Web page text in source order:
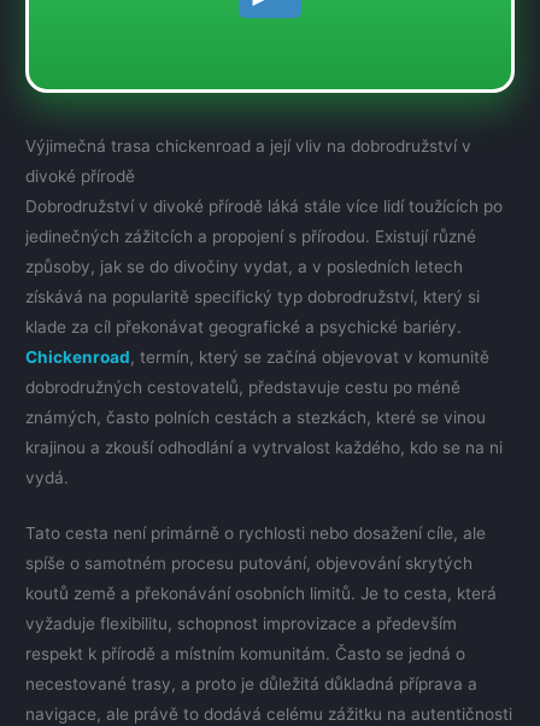
Výjimečná trasa chickenroad a její vliv na dobrodružství v
divoké přírodě
Dobrodružství v divoké přírodě láká stále více lidí toužících po
jedinečných zážitcích a propojení s přírodou. Existují různé
způsoby, jak se do divočiny vydat, a v posledních letech
získává na popularitě specifický typ dobrodružství, který si
klade za cíl překonávat geografické a psychické bariéry.
Chickenroad, termín, který se začíná objevovat v komunitě
dobrodružných cestovatelů, představuje cestu po méně
známých, často polních cestách a stezkách, které se vinou
krajinou a zkouší odhodlání a vytrvalost každého, kdo se na ni
vydá.
Tato cesta není primárně o rychlosti nebo dosažení cíle, ale
spíše o samotném procesu putování, objevování skrytých
koutů země a překonávání osobních limitů. Je to cesta, která
vyžaduje flexibilitu, schopnost improvizace a především
respekt k přírodě a místním komunitám. Často se jedná o
necestované trasy, a proto je důležitá důkladná příprava a
navigace, ale právě to dodává celému zážitku na autentičnosti